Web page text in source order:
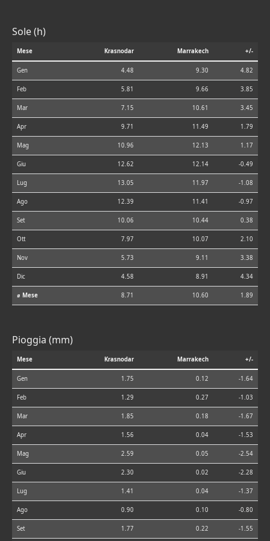
Sole (h)
Mese Krasnodar Marrakech +/-
Gen 4.48 9.30 4.82
Feb 5.81 9.66 3.85
Mar 7.15 10.61 3.45
Apr 9.71 11.49 1.79
Mag 10.96 12.13 1.17
Giu 12.62 12.14 -0.49
Lug 13.05 11.97 -1.08
Ago 12.39 11.41 -0.97
Set 10.06 10.44 0.38
Ott 7.97 10.07 2.10
Nov 5.73 9.11 3.38
Dic 4.58 8.91 4.34
⌀ Mese 8.71 10.60 1.89
Pioggia (mm)
Mese Krasnodar Marrakech +/-
Gen 1.75 0.12 -1.64
Feb 1.29 0.27 -1.03
Mar 1.85 0.18 -1.67
Apr 1.56 0.04 -1.53
Mag 2.59 0.05 -2.54
Giu 2.30 0.02 -2.28
Lug 1.41 0.04 -1.37
Ago 0.90 0.10 -0.80
Set 1.77 0.22 -1.55